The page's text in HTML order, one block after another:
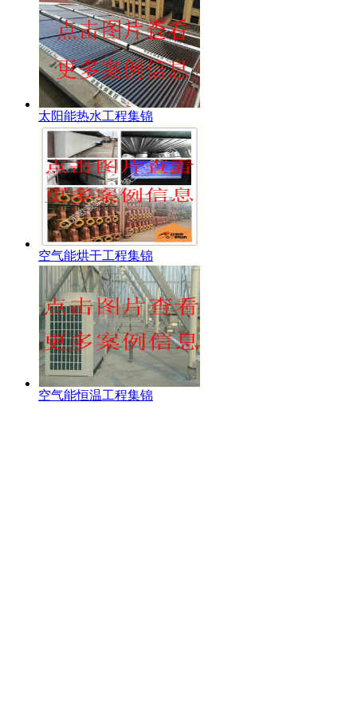
太阳能热水工程集锦
空气能烘干工程集锦
空气能恒温工程集锦